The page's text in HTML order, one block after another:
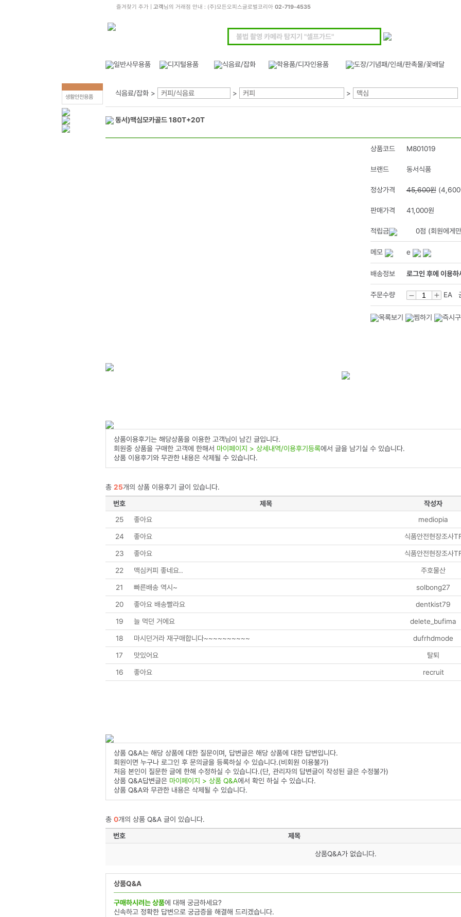
즐겨찾기 추가| 고객님의 거래점 안내 : (주)모든오피스글로벌코리아 02-719-4535
식음료/잡화 > 커피/식음료 > 커피 > 맥심
동서)맥심모카골드 180T+20T
상품코드 M801019
브랜드 동서식품
정상가격 45,600원(4,600
판매가격 41,000원
적립금 0점 (회원에게
메모 e
배송정보 로그인 후에 이용하
주문수량 EA
상품이용후기는 해당상품을 이용한 고객님이 남긴 글입니다.
회원중 상품을 구매한 고객에 한해서 마이페이지 > 상세내역/이용후기등록에서 글을 남기실 수 있습니다.
상품 이용후기와 무관한 내용은 삭제될 수 있습니다.
총 25개의 상품 이용후기 글이 있습니다.
번호
제목 작성자
25
좋아요 mediopia
24 좋아요 식품안전현장조사
23 좋아요 식품안전현장조사
22 맥심커피 좋네요.. 주호물산
21 빠른배송 역시~ solbong27
20 좋아요 배송빨라요 dentkist79
19 늘 먹던 거에요 delete_bufima
18 마시던거라 재구매합니다~~~~~~~~~~ dufrhdmode
17 맛있어요 탈퇴
16 좋아요 recruit
상품 Q&A는 해당 상품에 대한 질문이며, 답변글은 해당 상품에 대한 답변입니다.
회원이면 누구나 로그인 후 문의글을 등록하실 수 있습니다.(비회원 이용불가)
처음 본인이 질문한 글에 한해 수정하실 수 있습니다.(단, 관리자의 답변글이 작성된 글은 수정불가)
상품 Q&A답변글은 마이페이지 > 상품 Q&A에서 확인 하실 수 있습니다.
상품 Q&A와 무관한 내용은 삭제될 수 있습니다.
총 0개의 상품 Q&A 글이 있습니다.
번호
제목
상품Q&A가 없습니다.
상품Q&A
구매하시려는 상품에 대해 궁금하세요?
신속하고 정확한 답변으로 궁금증을 해결해 드리겠습니다.
생활안전용품